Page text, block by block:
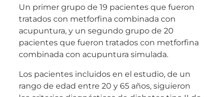
Un primer grupo de 19 pacientes que fueron
tratados con metforfina combinada con
acupuntura, y un segundo grupo de 20
pacientes que fueron tratados con metforfina
combinada con acupuntura simulada.
Los pacientes incluidos en el estudio, de un
rango de edad entre 20 y 65 años, siguieron